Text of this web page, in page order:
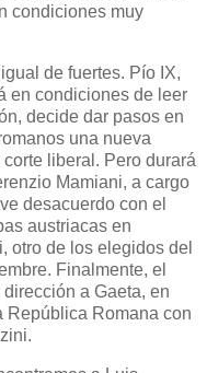
condiciones muy
de fuertes. Pío IX,
en condiciones de leer
decide dar pasos en
una nueva
liberal. Pero durará
Mamiani, a cargo
desacuerdo con el
austriacas en
otro de los elegidos del
Finalmente, el
a Gaeta, en
República Romana con